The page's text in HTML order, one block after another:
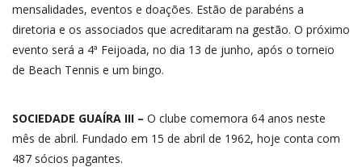
mensalidades, eventos e doações. Estão de parabéns a
diretoria e os associados que acreditaram na gestão. O próximo
evento será a 4ª Feijoada, no dia 13 de junho, após o torneio
de Beach Tennis e um bingo.
SOCIEDADE GUAÍRA III – O clube comemora 64 anos neste
mês de abril. Fundado em 15 de abril de 1962, hoje conta com
487 sócios pagantes.